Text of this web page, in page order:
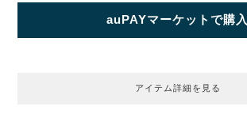
auPAYマーケットで購入
アイテム詳細を見る